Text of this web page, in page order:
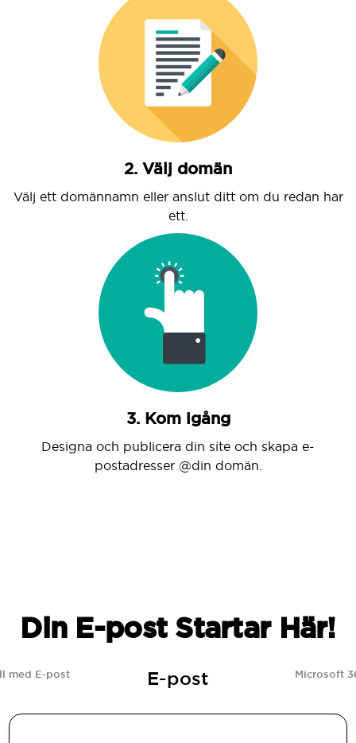
2. Välj domän
Välj ett domännamn eller anslut ditt om du redan har
ett.
3. Kom igång
Designa och publicera din site och skapa e-
postadresser @din domän.
Din E-post Startar Här!
med E-post E-post Microsoft